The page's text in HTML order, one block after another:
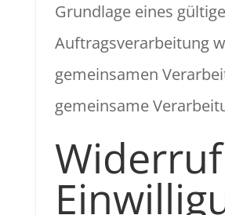
Grundlage eines
Auftragsverarbeitung
gemeinsamen
gemeinsame